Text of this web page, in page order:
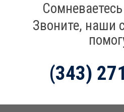
Звоните, наши
(343)